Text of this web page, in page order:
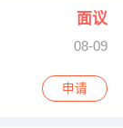
面议
08-09
资源
申请